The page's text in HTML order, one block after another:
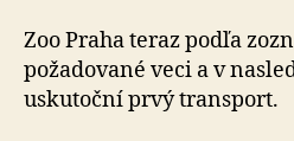
Zoo Praha teraz podľa
požadované veci a v
uskutoční prvý transport.